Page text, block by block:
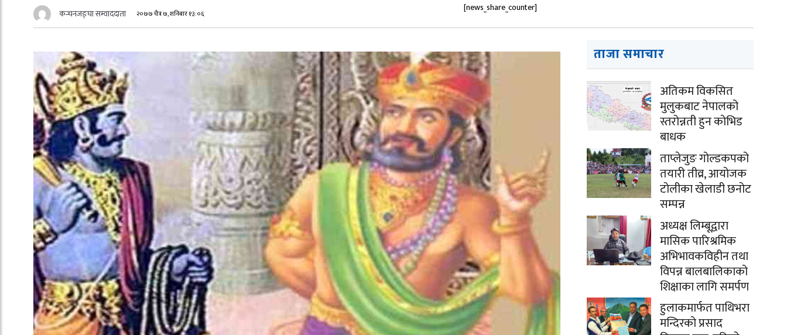
कन्चनजङ्घा सम्वाददाता २०७७ चैत्र ७, शनिबार १३:०६ [news_share_counter]
ताजा समाचार
अतिकम विकसित
मुलुकबाट नेपालको
स्तरोन्नती हुन कोभिड
बाधक
ताप्लेजुङ गोल्डकपको
तयारी तीव्र, आयोजक
टोलीका खेलाडी छनोट
सम्पन्न
अध्यक्ष लिम्बूद्वारा
मासिक पारिश्रमिक
अभिभावकविहीन तथा
विपन्न बालबालिकाको
शिक्षाका लागि समर्पण
हुलाकमार्फत पाथिभरा
मन्दिरको प्रसाद